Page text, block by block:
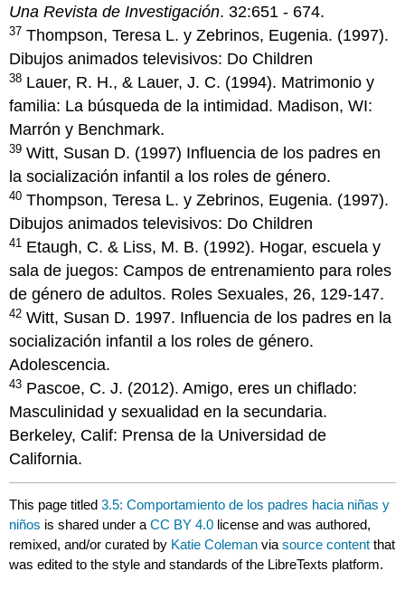
Una Revista de Investigación. 32:651 - 674.
37 Thompson, Teresa L. y Zebrinos, Eugenia. (1997).
Dibujos animados televisivos: Do Children
38 Lauer, R. H., & Lauer, J. C. (1994). Matrimonio y
familia: La búsqueda de la intimidad. Madison, WI:
Marrón y Benchmark.
39 Witt, Susan D. (1997) Influencia de los padres en
la socialización infantil a los roles de género.
40 Thompson, Teresa L. y Zebrinos, Eugenia. (1997).
Dibujos animados televisivos: Do Children
41 Etaugh, C. & Liss, M. B. (1992). Hogar, escuela y
sala de juegos: Campos de entrenamiento para roles
de género de adultos. Roles Sexuales, 26, 129-147.
42 Witt, Susan D. 1997. Influencia de los padres en la
socialización infantil a los roles de género.
Adolescencia.
43 Pascoe, C. J. (2012). Amigo, eres un chiflado:
Masculinidad y sexualidad en la secundaria.
Berkeley, Calif: Prensa de la Universidad de
California.
This page titled3.5: Comportamiento de los padres hacia niñas y
niños is shared under aCC BY 4.0 license and was authored,
remixed, and/or curated by Katie Coleman viasource content that
was edited to the style and standards of the LibreTexts platform.